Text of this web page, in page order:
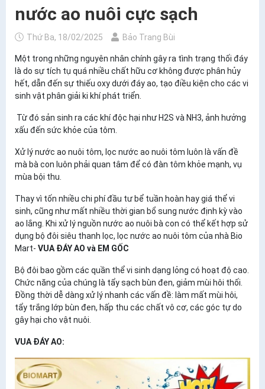
nước ao nuôi cực sạch
Thứ Ba, 18/02/2025 Bảo Trang Bùi
Một trong những nguyên nhân chính gây ra tình trạng thối đáy
là do sự tích tụ quá nhiều chất hữu cơ không được phân hủy
hết, dẫn đến sự thiếu oxy dưới đáy ao, tạo điều kiện cho các vi
sinh vật phân giải ki khí phát triển.
Từ đó sản sinh ra các khí độc hại như H2S và NH3, ảnh hưởng
xấu đến sức khỏe của tôm.
Xử lý nước ao nuôi tôm, lọc nước ao nuôi tôm luôn là vấn đề
mà bà con luôn phải quan tâm để có đàn tôm khỏe mạnh, vụ
mùa bội thu.
Thay vì tốn nhiều chi phí đầu tư bể tuần hoàn hay giá thể vi
sinh, cũng như mất nhiều thời gian bổ sung nước định kỳ vào
ao lắng. Khi xử lý nguồn nước ao nuôi bà con có thể kết hợp sử
dụng bộ đôi siêu thanh lọc, lọc nước ao nuôi tôm của nhà Bio
Mart- VUA ĐÁY AO và EM GỐC
Bộ đôi bao gồm các quần thể vi sinh dạng lỏng có hoạt độ cao.
Chức năng của chúng là tẩy sạch bùn đen, giảm mùi hôi thối.
Đồng thời dễ dàng xử lý nhanh các vấn đề: làm mất mùi hôi,
tẩy trắng lớp bùn đen, hấp thu các chất vô cơ, các góc tự do
gây hại cho vật nuôi.
VUA ĐÁY AO: